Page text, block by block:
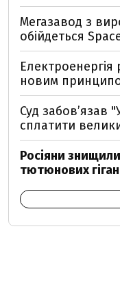
Мегазавод з
обійдеться
Електроенергія
новим
Суд забов’язав
сплатити
Росіяни
тютюнових